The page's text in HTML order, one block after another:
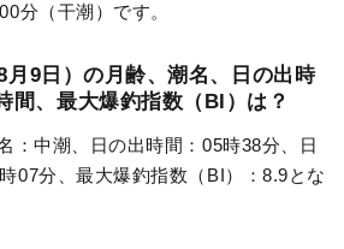
分（干潮）です。
月9日）の月齢、潮名、日の出時
間、最大爆釣指数（BI）は？
：中潮、日の出時間：05時38分、日
07分、最大爆釣指数（BI）：8.9とな